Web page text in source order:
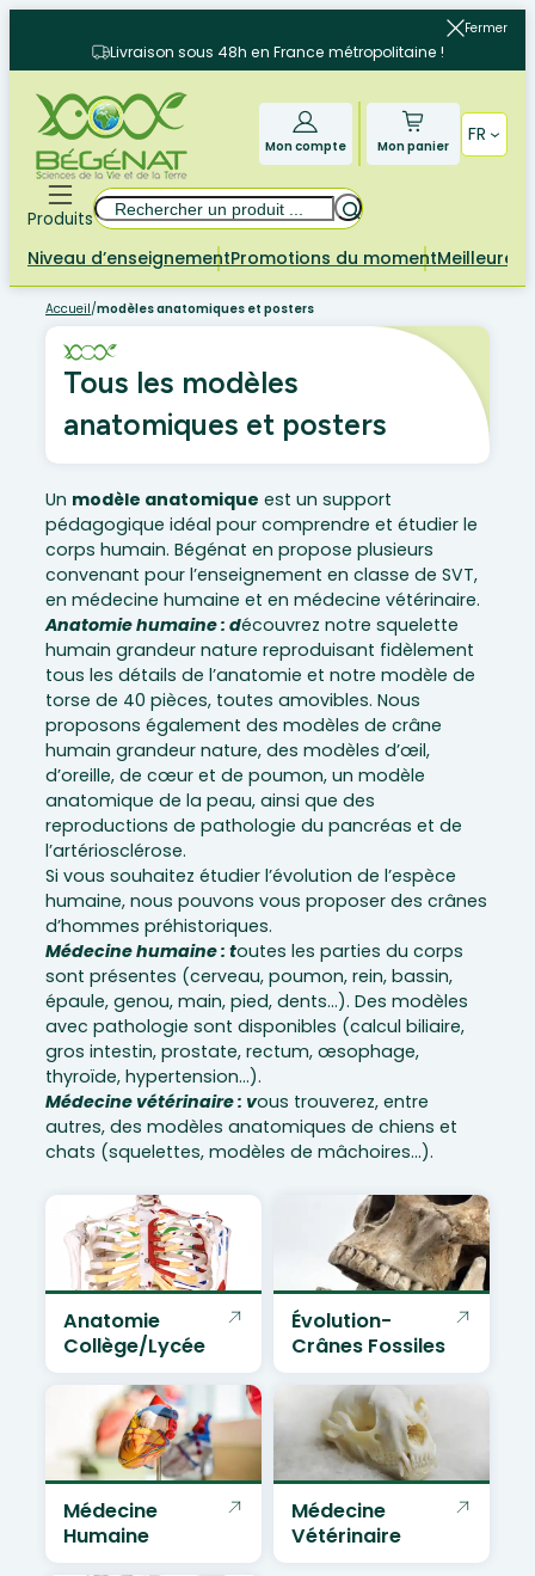
contenu
Fermer
Livraison sous 48h en France métropolitaine !
Mon compte Mon panier
FR
Produits
Rechercher
Niveau d’enseignementPromotions du momentMeilleures
Accueil/modèles anatomiques et posters
Tous les modèles
anatomiques et posters
Un modèle anatomique est un support
pédagogique idéal pour comprendre et étudier le
corps humain. Bégénat en propose plusieurs
convenant pour l’enseignement en classe de SVT,
en médecine humaine et en médecine vétérinaire.
Anatomie humaine : découvrez notre squelette
humain grandeur nature reproduisant fidèlement
tous les détails de l’anatomie et notre modèle de
torse de 40 pièces, toutes amovibles. Nous
proposons également des modèles de crâne
humain grandeur nature, des modèles d’œil,
d’oreille, de cœur et de poumon, un modèle
anatomique de la peau, ainsi que des
reproductions de pathologie du pancréas et de
l’artériosclérose.
Si vous souhaitez étudier l’évolution de l’espèce
humaine, nous pouvons vous proposer des crânes
d’hommes préhistoriques.
Médecine humaine : toutes les parties du corps
sont présentes (cerveau, poumon, rein, bassin,
épaule, genou, main, pied, dents…). Des modèles
avec pathologie sont disponibles (calcul biliaire,
gros intestin, prostate, rectum, œsophage,
thyroïde, hypertension…).
Médecine vétérinaire : vous trouverez, entre
autres, des modèles anatomiques de chiens et
chats (squelettes, modèles de mâchoires…).
Anatomie
Collège/lycée
Évolution-
Crânes Fossiles
Médecine
Humaine
Médecine
Vétérinaire